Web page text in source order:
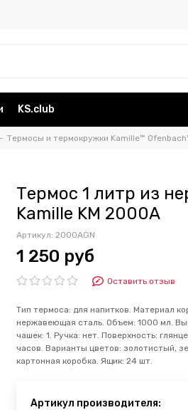
KS.club
Термосы и термокружки Kamille™
Термос 1 литр из
Kamille KM 2000A
Артикул: 2000AGN
1 250 руб
Оставить отзыв
Тип термоса: для напитков. Материал
нержавеющая сталь. Объем: 1000 мл.
чашек: 1. Ручка: нет. Поверхность:
часов. Варианты цветов: золотистый,
картонная коробка. Ящик: 24 шт.
Артикул производителя: